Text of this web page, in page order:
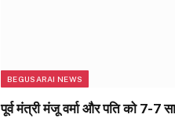
BEGUSARAI NEWS
पूर्व मंत्री मंजू वर्मा और पति को 7-7